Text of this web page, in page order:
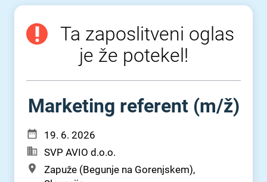
Ta zaposlitveni oglas
je že potekel!
Marketing referent (m⁠/⁠ž)
19. 6. 2026
SVP AVIO d.o.o.
Zapuže (Begunje na Gorenjskem),